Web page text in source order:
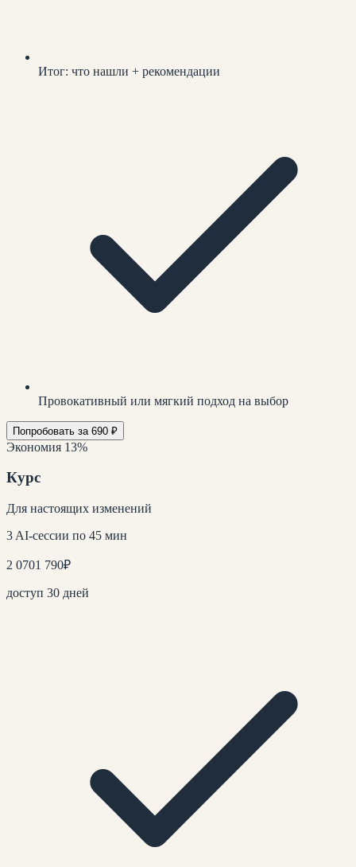
Итог: что нашли + рекомендации
Провокативный или мягкий подход на выбор
Попробовать за 690 ₽
Экономия 13%
Курс
Для настоящих изменений
3 AI-сессии по 45 мин
2 0701 790₽
доступ 30 дней